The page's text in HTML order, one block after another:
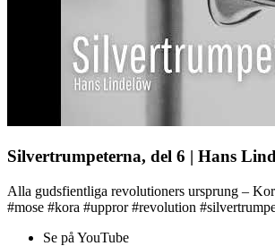
Silvertrumpeterna, del 6 | Hans
Alla gudsfientliga revolutioners ursprung –
#mose #kora #uppror #revolution
Se på YouTube